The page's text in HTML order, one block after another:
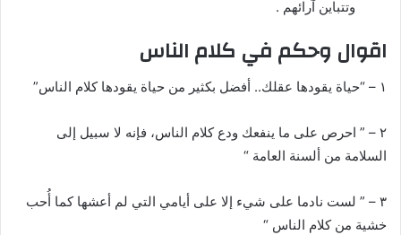
وتتباين آرائهم .
اقوال وحكم في كلام الناس
١ – “حياة يقودها عقلك.. أفضل بكثير من حياة يقودها كلام الناس”
٢ – ” احرص على ما ينفعك ودع كلام الناس، فإنه لا سبيل إلى
السلامة من ألسنة العامة “
٣ – ” لست نادما على شيء إلا على أيامي التي لم أعشها كما أُحب
خشية من كلام الناس “